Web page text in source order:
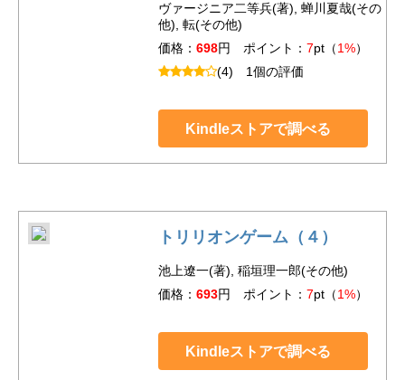
ヴァージニア二等兵(著), 蝉川夏哉(その
他), 転(その他)
価格： 698円 ポイント： 7pt（1%）
(4) 1個の評価
Kindleストアで調べる
トリリオンゲーム（４）
池上遼一(著), 稲垣理一郎(その他)
価格： 693円 ポイント： 7pt（1%）
Kindleストアで調べる